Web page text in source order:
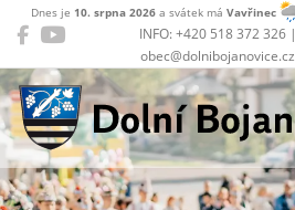
INFO: +420 518 372 326 |
obec@dolnibojanovice.cz
Dnes je 10. srpna 2026a svátek má Vavřinec
Dolní Bojanovice